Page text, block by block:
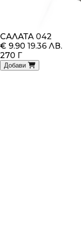
САЛАТА 042
€ 9.90 19.36 ЛВ.
270 Г
Добави